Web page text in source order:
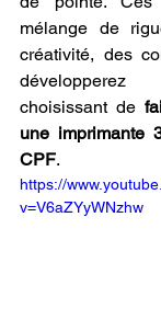
mélange de
créativité, des
choisissant de
une imprimante
CPF.
https://
v=V6aZYyWNzhw